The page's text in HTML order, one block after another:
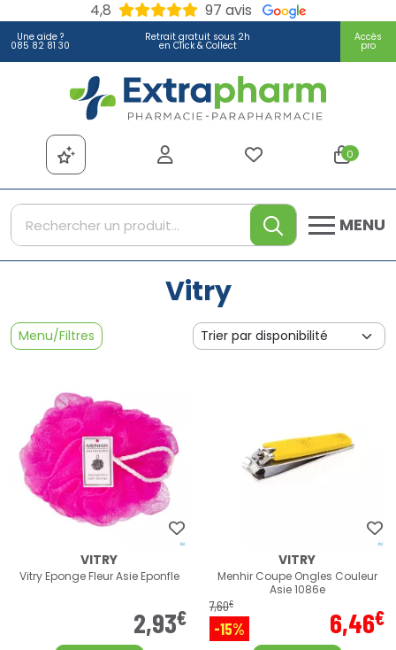
4,8 97 avis
Une aide ?
085 82 81 30
Retrait gratuit sous 2h
en Click & Collect
Accès
pro
Extrapharm Votre
0
MENU
Vitry
Menu/Filtres
VITRY
Vitry Eponge Fleur Asie Eponfle
2,93€
VITRY
Menhir Coupe Ongles Couleur
Asie 1086e
7,60€
-15% 6,46€